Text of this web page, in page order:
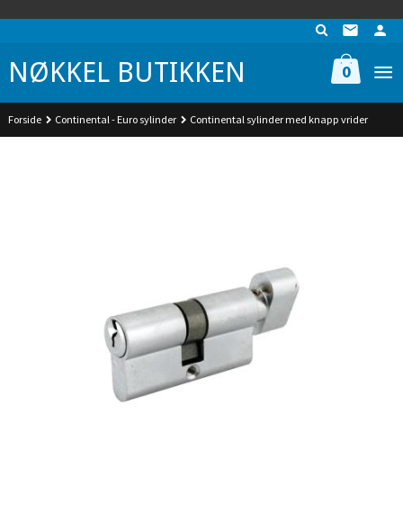
NØKKEL BUTIKKEN 0
Forside Continental - Euro sylinder Continental sylinder med knapp vrider